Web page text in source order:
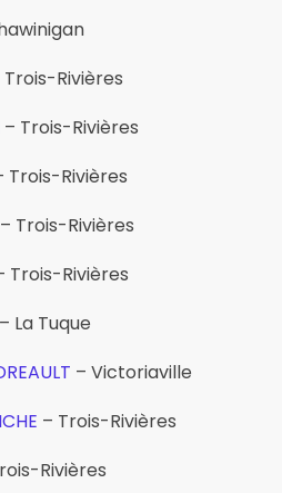
Trois-Rivières
– Trois-Rivières
Trois-Rivières
– Trois-Rivières
Trois-Rivières
– La Tuque
– Victoriaville
– Trois-Rivières
Rivières